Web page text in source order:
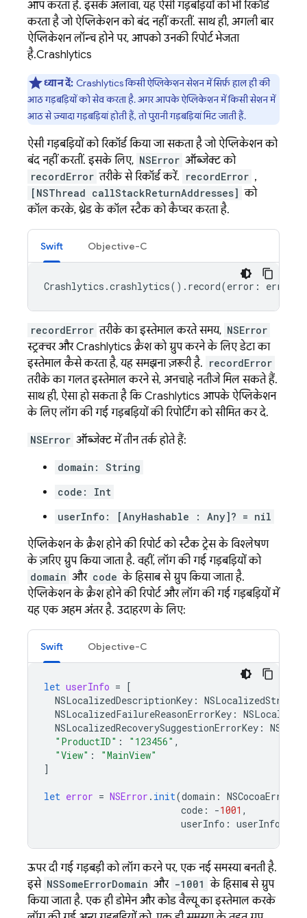
आप करता है. इसके अलावा, यह ऐसी गड़बड़ियों को भी रिकॉर्ड
करता है जो ऐप्लिकेशन को बंद नहीं करतीं. साथ ही, अगली बार
ऐप्लिकेशन लॉन्च होने पर, आपको उनकी रिपोर्ट भेजता
है.Crashlytics
ध्यान दें: Crashlyticsकिसी ऐप्लिकेशन सेशन में सिर्फ़ हाल ही की
आठ गड़बड़ियों को सेव करता है. अगर आपके ऐप्लिकेशन में किसी सेशन में
आठ से ज़्यादा गड़बड़ियां होती हैं, तो पुरानी गड़बड़ियां मिट जाती हैं.
ऐसी गड़बड़ियों को रिकॉर्ड किया जा सकता है जो ऐप्लिकेशन को
बंद नहीं करतीं. इसके लिए, NSError ऑब्जेक्ट को
recordError तरीके से रिकॉर्ड करें. recordError ,
[NSThread callStackReturnAddresses] को
कॉल करके, थ्रेड के कॉल स्टैक को कैप्चर करता है.
Swift Objective-C
Crashlytics .crashlytics(). record(error : error
recordError तरीके का इस्तेमाल करते समय, NSError
स्ट्रक्चर औरCrashlytics क्रैश को ग्रुप करने के लिए डेटा का
इस्तेमाल कैसे करता है, यह समझना ज़रूरी है. recordError
तरीके का गलत इस्तेमाल करने से, अनचाहे नतीजे मिल सकते हैं.
साथ ही, ऐसा हो सकता है किCrashlytics आपके ऐप्लिकेशन
के लिए लॉग की गई गड़बड़ियों की रिपोर्टिंग को सीमित कर दे.
NSError ऑब्जेक्ट में तीन तर्क होते हैं:
domain: String
code: Int
userInfo: [AnyHashable : Any]? = nil
ऐप्लिकेशन के क्रैश होने की रिपोर्ट को स्टैक ट्रेस के विश्लेषण
के ज़रिए ग्रुप किया जाता है. वहीं, लॉग की गई गड़बड़ियों को
domain और code के हिसाब से ग्रुप किया जाता है.
ऐप्लिकेशन के क्रैश होने की रिपोर्ट और लॉग की गई गड़बड़ियों में
यह एक अहम अंतर है. उदाहरण के लिए:
Swift Objective-C
let userInfo = [
NSLocalizedDescriptionKey : NSLocalizedString
NSLocalizedFailureReasonErrorKey :
NSLocalizedRecoverySuggestionErrorKey :
"ProductID" : "123456" ,
"View" :
"MainView"
]
let error = NSError . init(domain :
code : -1001 ,
userInfo : userInfo
ऊपर दी गई गड़बड़ी को लॉग करने पर, एक नई समस्या बनती है.
इसे NSSomeErrorDomain और -1001 के हिसाब से ग्रुप
किया जाता है. एक ही डोमेन और कोड वैल्यू का इस्तेमाल करके